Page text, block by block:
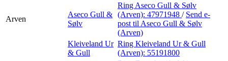
Arven
Aseco Gull &
Sølv
Ring Aseco Gull & Sølv
(Arven): 47971948 / Send e-
post til Aseco Gull & Sølv
(Arven)
Kleiveland Ur
& Gull
Ring Kleiveland Ur & Gull
(Arven): 55191800